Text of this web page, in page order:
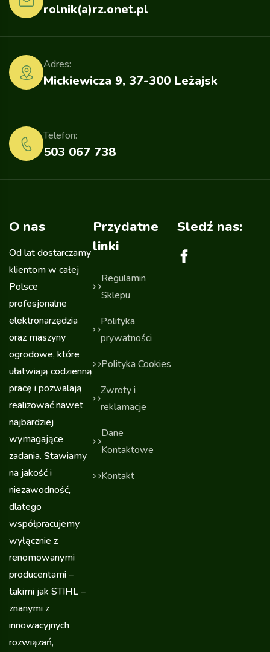
rolnik(a)rz.onet.pl
Mickiewicza 9, 37-300 Leżajsk
Adres:
503 067 738
Telefon:
O nas
Od lat dostarczamy
klientom w całej
Polsce
profesjonalne
elektronarzędzia
oraz maszyny
ogrodowe, które
ułatwiają codzienną
pracę i pozwalają
realizować nawet
najbardziej
wymagające
zadania. Stawiamy
na jakość i
niezawodność,
dlatego
współpracujemy
wyłącznie z
renomowanymi
producentami –
takimi jak STIHL –
znanymi z
innowacyjnych
rozwiązań,
Przydatne
linki
Regulamin
Sklepu
Polityka
prywatności
Polityka Cookies
Zwroty i
reklamacje
Dane
Kontaktowe
Kontakt
Sledź nas: